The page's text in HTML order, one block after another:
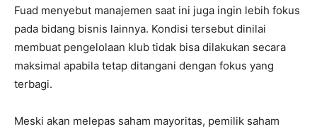
Fuad menyebut manajemen saat ini juga ingin lebih fokus
pada bidang bisnis lainnya. Kondisi tersebut dinilai
membuat pengelolaan klub tidak bisa dilakukan secara
maksimal apabila tetap ditangani dengan fokus yang
terbagi.
Meski akan melepas saham mayoritas, pemilik saham